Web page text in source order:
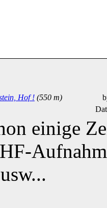
Hof ! (550 m)
einige